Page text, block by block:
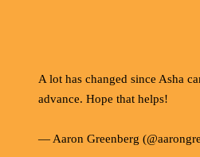
A lot has changed since Asha
advance. Hope that helps!
— Aaron Greenberg